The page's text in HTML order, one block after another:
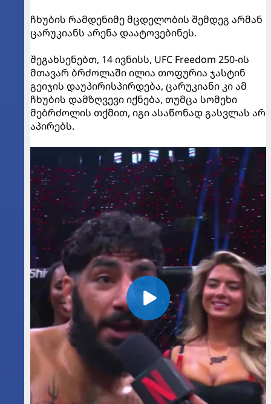
ჩხუბის რამდენიმე მცდელობის შემდეგ არმან
ცარუკიანს არენა დაატოვებინეს.
შეგახსენებთ, 14 ივნისს, UFC Freedom 250-ის
მთავარ ბრძოლაში ილია თოფურია ჯასტინ
გეიჯის დაუპირისპირდება, ცარუკიანი კი ამ
ჩხუბის დამზღვევი იქნება, თუმცა სომეხი
მებრძოლის თქმით, იგი ასაწონად გასვლას არ
აპირებს.